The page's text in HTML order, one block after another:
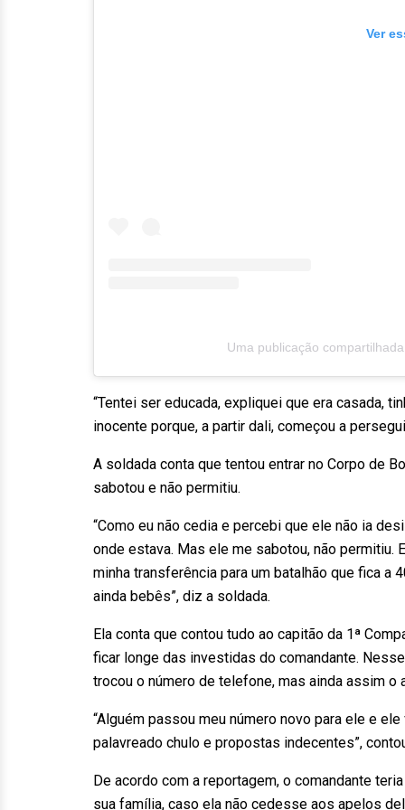
Ver
Uma publicação
“Tentei ser educada, expliquei que era casada,
inocente porque, a partir dali, começou a
A soldada conta que tentou entrar no Corpo de
sabotou e não permitiu.
“Como eu não cedia e percebi que ele não ia
onde estava. Mas ele me sabotou, não permitiu.
minha transferência para um batalhão que fica a
ainda bebês”, diz a soldada.
Ela conta que contou tudo ao capitão da 1ª
ficar longe das investidas do comandante.
trocou o número de telefone, mas ainda assim o
“Alguém passou meu número novo para ele e
palavreado chulo e propostas indecentes”,
De acordo com a reportagem, o comandante
sua família, caso ela não cedesse aos apelos